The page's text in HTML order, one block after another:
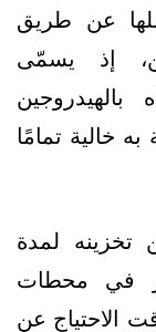
عن طريق
إذ يسمّى
بالهيدروجين
به خالية تمامًا
تخزينه لمدة
في محطات
الاحتياج عن